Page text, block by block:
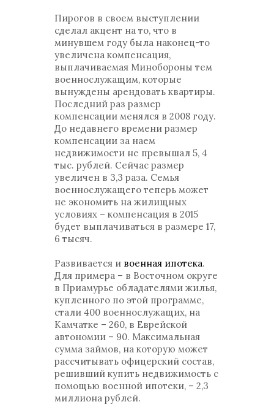
Пирогов в своем выступлении
сделал акцент на то, что в
минувшем году была наконец-то
увеличена компенсация,
выплачиваемая Минобороны тем
военнослужащим, которые
вынуждены арендовать квартиры.
Последний раз размер
компенсации менялся в 2008 году.
До недавнего времени размер
компенсации за наем
недвижимости не превышал 5, 4
тыс. рублей. Сейчас размер
увеличен в 3,3 раза. Семья
военнослужащего теперь может
не экономить на жилищных
условиях – компенсация в 2015
будет выплачиваться в размере 17,
6 тысяч.
Развивается и военная ипотека.
Для примера – в Восточном округе
в Приамурье обладателями жилья,
купленного по этой программе,
стали 400 военнослужащих, на
Камчатке – 260, в Еврейской
автономии – 90. Максимальная
сумма займов, на которую может
рассчитывать офицерский состав,
решивший купить недвижимость с
помощью военной ипотеки, – 2,3
миллиона рублей.